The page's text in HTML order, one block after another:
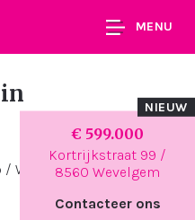
MENU
in
€ 599.000
Kortrijkstraat 99 /
8560 Wevelgem
Contacteer ons
NIEUW